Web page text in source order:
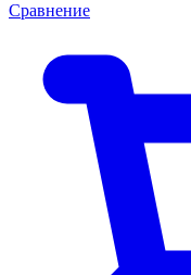
Сравнение